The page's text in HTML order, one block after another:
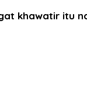
khawatir itu